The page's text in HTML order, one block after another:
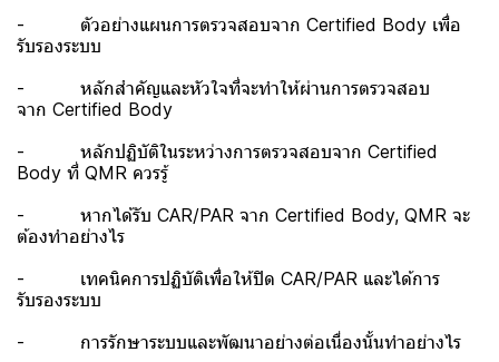
- ตัวอย่างแผนการตรวจสอบจาก Certified Body เพื่อ
รับรองระบบ
- หลักสำคัญและหัวใจที่จะทำให้ผ่านการตรวจสอบ
จาก Certified Body
- หลักปฏิบัติในระหว่างการตรวจสอบจาก Certified
Body ที่ QMR ควรรู้
- หากได้รับ CAR/PAR จาก Certified Body, QMR จะ
ต้องทำอย่างไร
- เทคนิคการปฏิบัติเพื่อให้ปิด CAR/PAR และได้การ
รับรองระบบ
- การรักษาระบบและพัฒนาอย่างต่อเนื่องนั้นทำอย่างไร